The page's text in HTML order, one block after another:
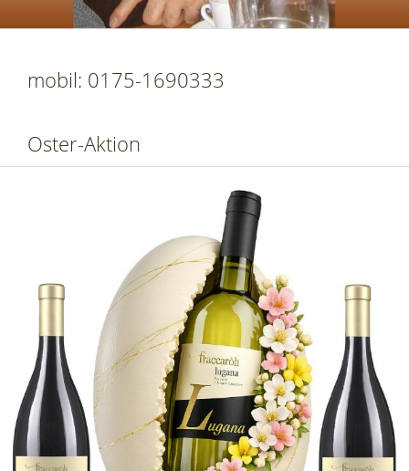
mobil: 0175-1690333
Oster-Aktion